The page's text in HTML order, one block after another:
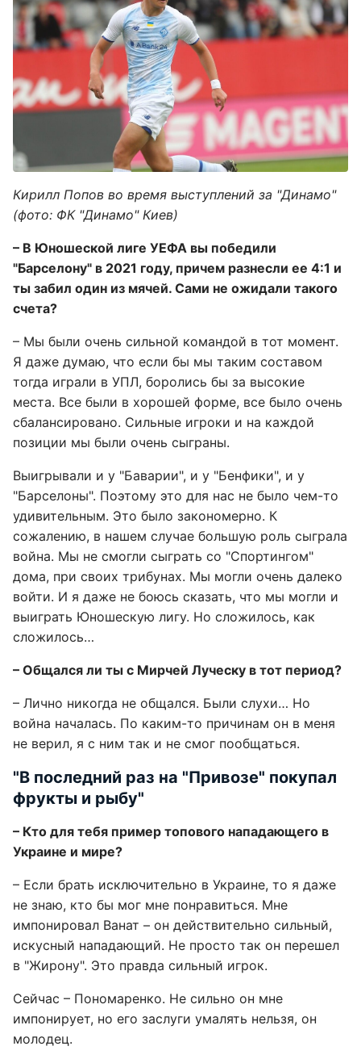
Кирилл Попов во время выступлений за "Динамо"
(фото: ФК "Динамо" Киев)
– В Юношеской лиге УЕФА вы победили
"Барселону" в 2021 году, причем разнесли ее 4:1 и
ты забил один из мячей. Сами не ожидали такого
счета?
– Мы были очень сильной командой в тот момент.
Я даже думаю, что если бы мы таким составом
тогда играли в УПЛ, боролись бы за высокие
места. Все были в хорошей форме, все было очень
сбалансировано. Сильные игроки и на каждой
позиции мы были очень сыграны.
Выигрывали и у "Баварии", и у "Бенфики", и у
"Барселоны". Поэтому это для нас не было чем-то
удивительным. Это было закономерно. К
сожалению, в нашем случае большую роль сыграла
война. Мы не смогли сыграть со "Спортингом"
дома, при своих трибунах. Мы могли очень далеко
войти. И я даже не боюсь сказать, что мы могли и
выиграть Юношескую лигу. Но сложилось, как
сложилось…
– Общался ли ты с Мирчей Луческу в тот период?
– Лично никогда не общался. Были слухи… Но
война началась. По каким-то причинам он в меня
не верил, я с ним так и не смог пообщаться.
"В последний раз на "Привозе" покупал
фрукты и рыбу"
– Кто для тебя пример топового нападающего в
Украине и мире?
– Если брать исключительно в Украине, то я даже
не знаю, кто бы мог мне понравиться. Мне
импонировал Ванат – он действительно сильный,
искусный нападающий. Не просто так он перешел
в "Жирону". Это правда сильный игрок.
Сейчас – Пономаренко. Не сильно он мне
импонирует, но его заслуги умалять нельзя, он
молодец.